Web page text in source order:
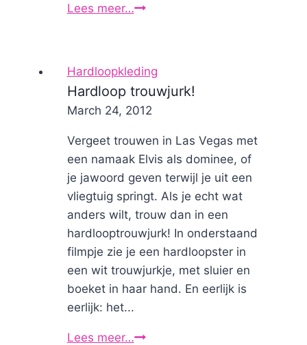
Lees meer…Mag
op
hardloopschoenen?
Hardloopkleding
Hardloop trouwjurk!
ByNicole
March 24, 2012
Vergeet trouwen in Las Vegas met
een namaak Elvis als dominee, of
je jawoord geven terwijl je uit een
vliegtuig springt. Als je echt wat
anders wilt, trouw dan in een
hardlooptrouwjurk! In onderstaand
filmpje zie je een hardloopster in
een wit trouwjurkje, met sluier en
boeket in haar hand. En eerlijk is
eerlijk: het...
Lees meer…Hardloop